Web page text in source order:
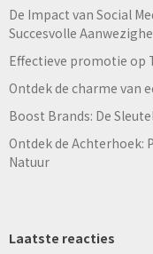
De Impact van Social
Succesvolle
Effectieve promotie op
Ontdek de charme van
Boost Brands: De
Ontdek de Achterhoek:
Natuur
Laatste reacties